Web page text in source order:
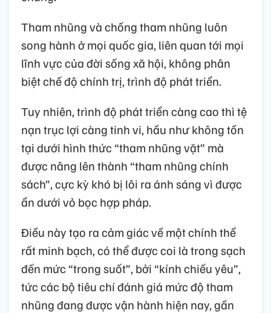
Tham nhũng và chống tham nhũng luôn
song hành ở mọi quốc gia, liên quan tới mọi
lĩnh vực của đời sống xã hội, không phân
biệt chế độ chính trị, trình độ phát triển.
Tuy nhiên, trình độ phát triển càng cao thì tệ
nạn trục lợi càng tinh vi, hầu như không tồn
tại dưới hình thức “tham nhũng vặt” mà
được nâng lên thành “tham nhũng chính
sách”, cực kỳ khó bị lôi ra ánh sáng vì được
ẩn dưới vỏ bọc hợp pháp.
Điều này tạo ra cảm giác về một chính thể
rất minh bạch, có thể được coi là trong sạch
đến mức “trong suốt”, bởi “kính chiếu yêu”,
tức các bộ tiêu chí đánh giá mức độ tham
nhũng đang được vận hành hiện nay, gần